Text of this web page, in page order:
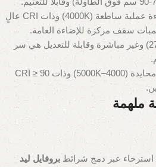
الأولوية للوظيفة. إضاءة عملية ساطعة (4000K) وذات CRI عالٍ
سقف مركزة للإضاءة العامة.
إضاءة دافئة (2700K) وغير مباشرة وقابلة للتعديل هي سر
أضواء بيضاء محايدة (4000–5000K) وذات CRI ≥ 90
عبر دمج شرائط بروفايل ليد